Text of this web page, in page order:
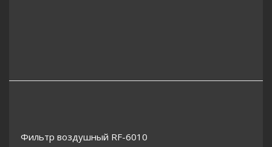
Фильтр воздушный RF-6010